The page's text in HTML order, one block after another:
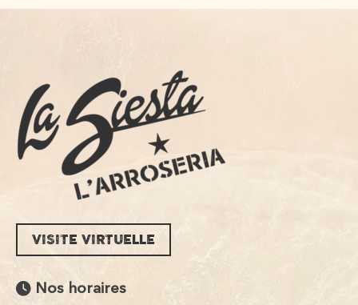
VISITE VIRTUELLE
Nos horaires